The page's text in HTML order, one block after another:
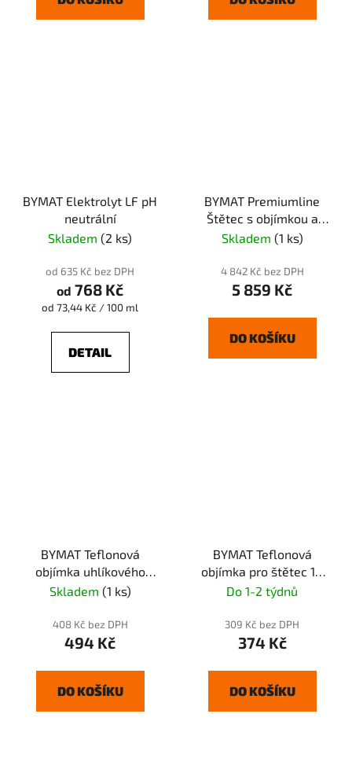
BYMAT Elektrolyt LF pH
neutrální
Skladem (2 ks)
od 635 Kč bez DPH
od 768 Kč
Měrná
od 73,44 Kč / 100 ml
DETAIL
BYMAT Premiumline
Štětec s objímkou a
rukojetí
Skladem (1 ks)
4 842 Kč bez DPH
5 859 Kč
DO KOŠÍKU
BYMAT Teflonová
objímka uhlíkového
štětce B (podávací
Skladem (1 ks)
408 Kč bez DPH
494 Kč
DO KOŠÍKU
BYMAT Teflonová
objímka pro štětec 14
mm
Do 1-2 týdnů
309 Kč bez DPH
374 Kč
DO KOŠÍKU